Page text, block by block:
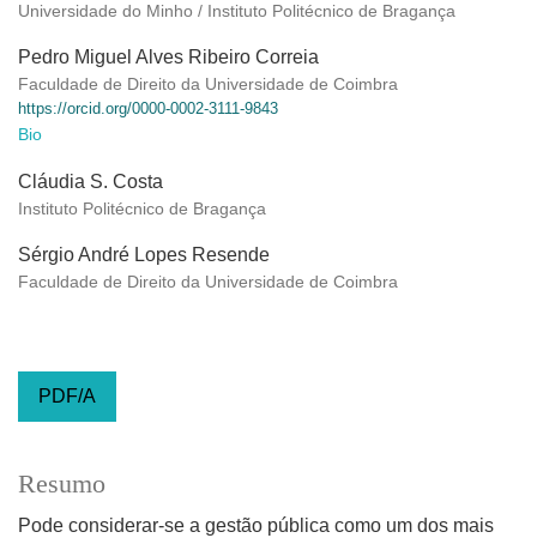
Universidade do Minho / Instituto Politécnico de Bragança
Pedro Miguel Alves Ribeiro Correia
Faculdade de Direito da Universidade de Coimbra
https://orcid.org/0000-0002-3111-9843
Bio
Cláudia S. Costa
Instituto Politécnico de Bragança
Sérgio André Lopes Resende
Faculdade de Direito da Universidade de Coimbra
PDF/A
Resumo
Pode considerar-se a gestão pública como um dos mais